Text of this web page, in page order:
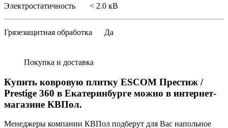
Электростатичность < 2.0 кВ
Грязезащитная обработка Да
Покупка и доставка
Купить ковровую плитку ESCOM Престиж /
Prestige 360 в Екатеринбурге можно в интернет-
магазине КВПол.
Менеджеры компании КВПол подберут для Вас напольное